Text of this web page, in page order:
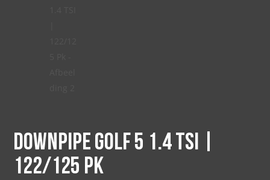
Downpipe Golf 5 1.4 TSI |
122/125 Pk